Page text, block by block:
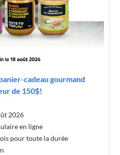
cadeau gourmand
de 150$!
2026
en ligne
pour toute la durée